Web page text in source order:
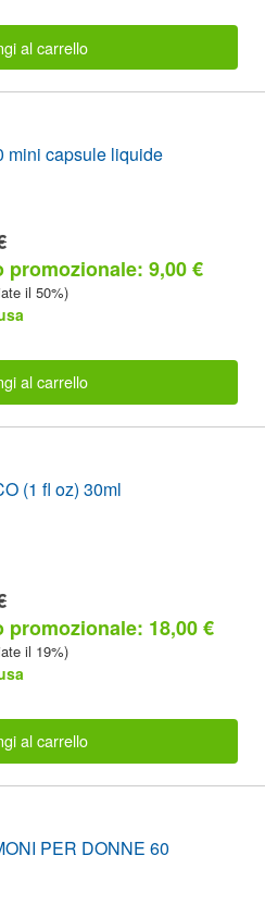
al carrello
mini capsule liquide
promozionale: 9,00 €
il 50%)
al carrello
(1 fl oz) 30ml
promozionale: 18,00 €
il 19%)
al carrello
PER DONNE 60